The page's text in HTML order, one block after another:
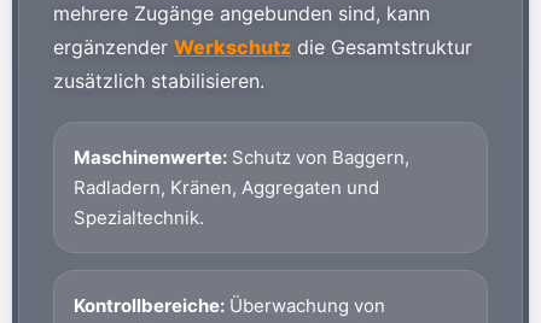
mehrere Zugänge angebunden sind, kann
ergänzender Werkschutz die Gesamtstruktur
zusätzlich stabilisieren.
Maschinenwerte: Schutz von Baggern,
Radladern, Kränen, Aggregaten und
Spezialtechnik.
Kontrollbereiche: Überwachung von